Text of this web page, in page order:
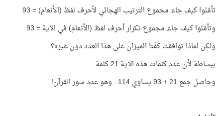
تأمّلوا كيف جاء مجموع الترتيب الهجائي لأحرف لفظ (الأنعام) = 93
وتأمّلوا كيف جاء مجموع تكرار أحرف لفظ (الأنعام) في الآية = 93
ولكن لماذا توافقت كفّتا الميزان على هذا العدد دون غيره؟
ببساطة لأن عدد كلمات هذه الآية 21 كلمة..
وحاصل جمع 21 + 93 يساوي 114.. وهو عدد سور القرآن!